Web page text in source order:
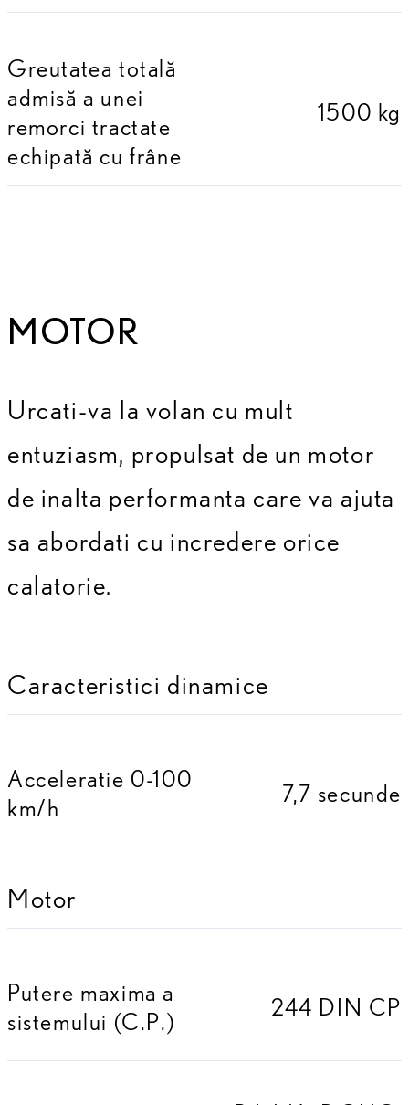
Greutatea totală
admisă a unei
remorci tractate
echipată cu frâne
1500 kg
MOTOR
Urcati-va la volan cu mult
entuziasm, propulsat de un motor
de inalta performanta care va ajuta
sa abordati cu incredere orice
calatorie.
Caracteristici dinamice
Acceleratie 0-100
km/h
7,7 secunde
Motor
Putere maxima a
sistemului (C.P.)
244 DIN CP